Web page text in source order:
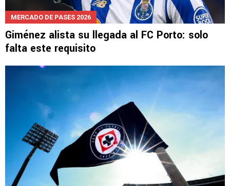
MERCADO DE PASES 2026
Giménez alista su llegada al FC Porto: solo
falta este requisito